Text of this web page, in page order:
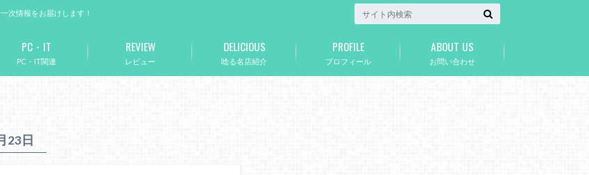
次情報をお届けします！
PC・IT関連
PC・IT
レビュー
REVIEW
唸る名店紹介
DELICIOUS
プロフィール
PROFILE
お問い合わせ
ABOUT US
23日